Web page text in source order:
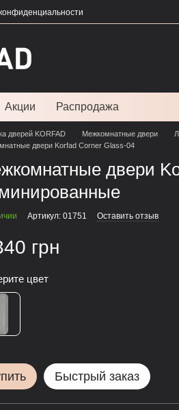
Акции Распродажа
дверей KORFAD Межкомнатные двери
двери Korfad Corner Glass-04
двери
Артикул: 01751 Оставить отзыв
грн
цвет
Быстрый заказ